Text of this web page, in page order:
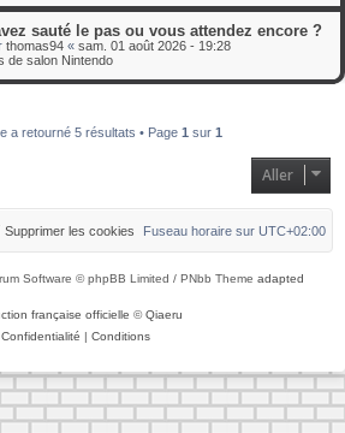
sauté le pas ou vous attendez encore ?
thomas94 « sam. 01 août 2026 - 19:28
de salon Nintendo
a retourné 5 résultats • Page 1 sur 1
Aller
Fuseau horaire sur UTC+02:00
Supprimer les cookies
Software © phpBB Limited / PNbb Theme adapted
française officielle ©Qiaeru
Confidentialité | Conditions